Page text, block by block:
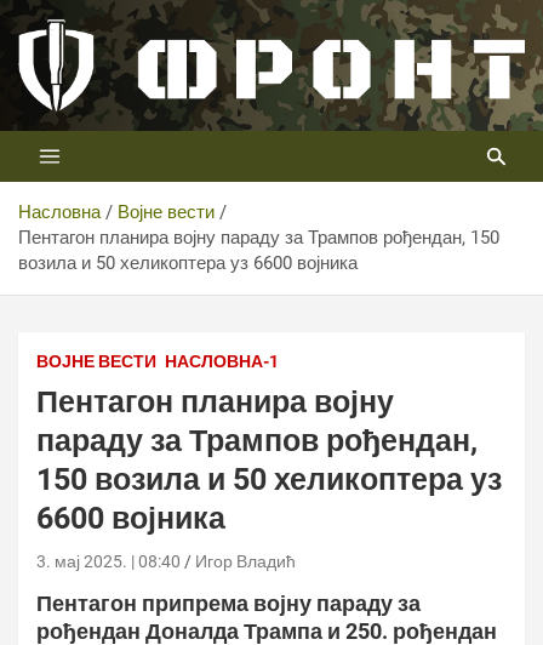
Скип
цонтент
Телевизија ФРОНТ
Први војни канал у Србији
Насловна
Војне вести
Пентагон планира војну параду за Трампов рођендан, 150
возила и 50 хеликоптера уз 6600 војника
ВОЈНЕ ВЕСТИ НАСЛОВНА-1
Пентагон планира војну
параду за Трампов рођендан,
150 возила и 50 хеликоптера уз
6600 војника
3. мај 2025. | 08:40 Игор Владић
Пентагон припрема војну параду за
рођендан Доналда Трампа и 250. рођендан